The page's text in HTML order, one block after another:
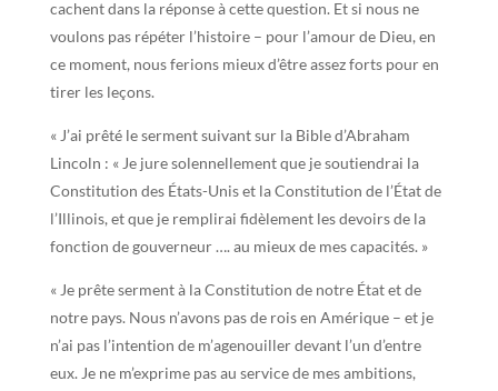
cachent dans la réponse à cette question. Et si nous ne
voulons pas répéter l’histoire – pour l’amour de Dieu, en
ce moment, nous ferions mieux d’être assez forts pour en
tirer les leçons.
« J’ai prêté le serment suivant sur la Bible d’Abraham
Lincoln : « Je jure solennellement que je soutiendrai la
Constitution des États-Unis et la Constitution de l’État de
l’Illinois, et que je remplirai fidèlement les devoirs de la
fonction de gouverneur …. au mieux de mes capacités. »
« Je prête serment à la Constitution de notre État et de
notre pays. Nous n’avons pas de rois en Amérique – et je
n’ai pas l’intention de m’agenouiller devant l’un d’entre
eux. Je ne m’exprime pas au service de mes ambitions,